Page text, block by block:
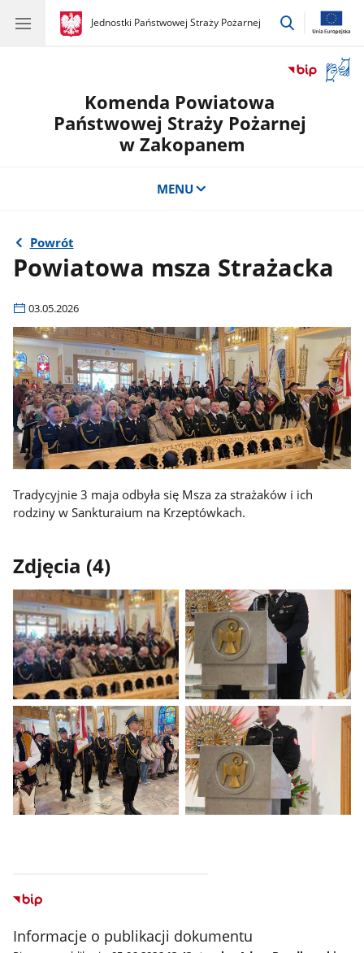
gov.pl
Jednostki Państwowej Straży Pożarnej
gov.pl
Jednostki
przejdź
okno
Komenda Powiatowa
Państwowej Straży Pożarnej
w Zakopanem
MENU
Powrót
Powiatowa msza Strażacka
03.05.2026
Tradycyjnie 3 maja odbyła się Msza za strażaków i ich
rodziny w Sankturaium na Krzeptówkach.
Zdjęcia (4)
Pokaż
zdjęcie
1
z
galerii.
Pokaż
zdjęcie
2
z
galerii.
galerii.
Informacje o publikacji dokumentu